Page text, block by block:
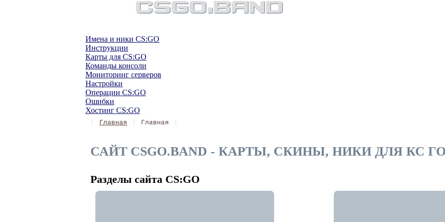
Имена и ники CS:GO
Инструкции
Карты для CS:GO
Команды консоли
Мониторинг серверов
Настройки
Операции CS:GO
Ошибки
Хостинг CS:GO
Главная Главная
САЙТ CSGO.BAND - КАРТЫ, СКИНЫ, НИКИ ДЛЯ КС
Разделы сайта CS:GO